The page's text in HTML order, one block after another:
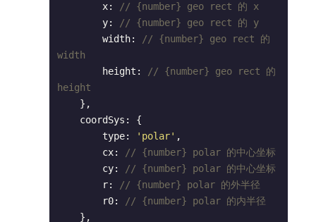
        x:
// {number} geo rect 的 x
        y:
// {number} geo rect 的 y
        width:
// {number} geo rect 的
width
        height:
// {number} geo rect 的
height
        type:
'polar' ,
        cx:
// {number} polar 的中心坐标
        cy:
// {number} polar 的中心坐标
        r:
// {number} polar 的外半径
        r0:
// {number} polar 的内半径